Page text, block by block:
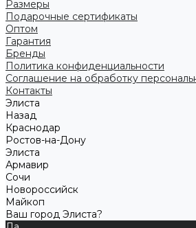
Размеры
Подарочные сертификаты
Оптом
Гарантия
Бренды
Политика конфиденциальности
Соглашение на обработку
Контакты
Элиста
Назад
Краснодар
Ростов-на-Дону
Элиста
Армавир
Сочи
Новороссийск
Майкоп
Ваш город Элиста?